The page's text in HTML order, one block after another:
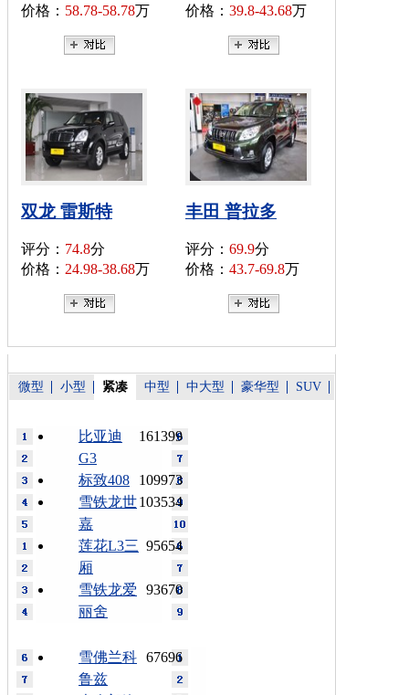
价格： 58.78-58.78万
价格： 39.8-43.68万
双龙 雷斯特
评分： 74.8分
价格： 24.98-38.68万
丰田 普拉多
评分： 69.9分
价格： 43.7-69.8万
微型 小型 紧凑 中型 中大型 豪华型 SUV
161399
比亚迪
G3
109973
标致408
103534
雪铁龙世
嘉
95654
莲花L3三
厢
93670
雪铁龙爱
丽舍
67696
雪佛兰科
鲁兹